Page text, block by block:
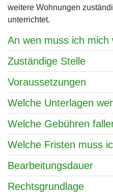
weitere Wohnungen
unterrichtet.
An wen muss ich mich
Zuständige Stelle
Voraussetzungen
Welche Unterlagen
Welche Gebühren
Welche Fristen muss
Bearbeitungsdauer
Rechtsgrundlage